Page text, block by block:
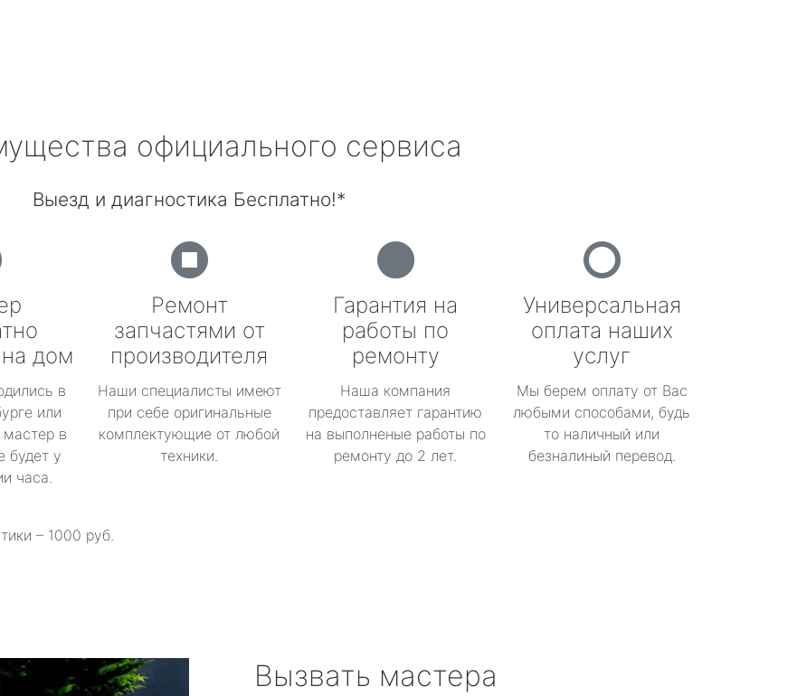
официального сервиса
Выезд и диагностика Бесплатно!*
дом
в
или
в
будет у
часа.
Ремонт
запчастями от
производителя
Наши специалисты имеют
при себе оригинальные
комплектующие от любой
техники.
Гарантия на
работы по
ремонту
Наша компания
предоставляет гарантию
на выполненые работы по
ремонту до 2 лет.
Универсальная
оплата наших
услуг
Мы берем оплату от Вас
любыми способами, будь
то наличный или
безналиный перевод.
– 1000 руб.
Вызвать мастера